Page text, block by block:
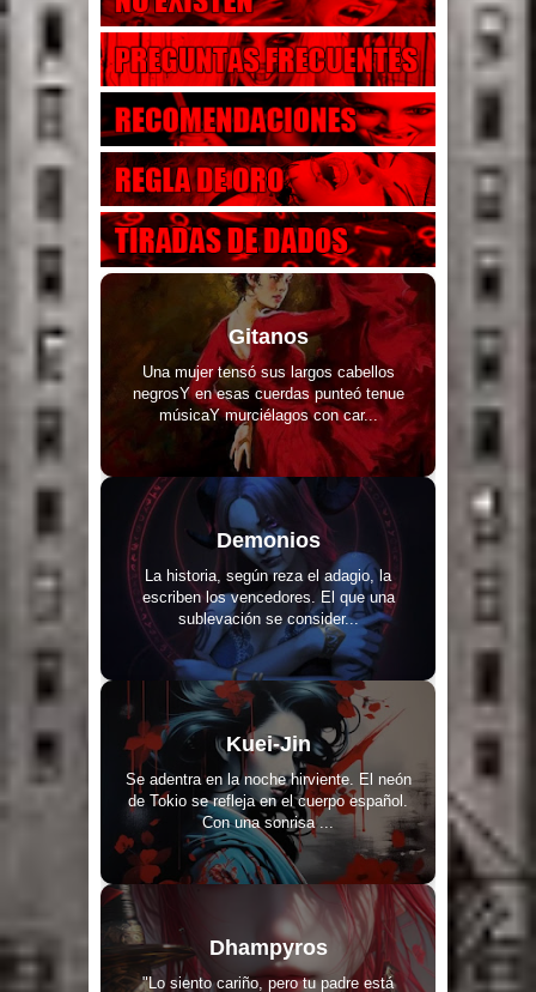
Gitanos
Una mujer tensó sus largos cabellos
negrosY en esas cuerdas punteó tenue
músicaY murciélagos con car...
Demonios
La historia, según reza el adagio, la
escriben los vencedores. El que una
sublevación se consider...
Kuei-Jin
Se adentra en la noche hirviente. El neón
de Tokio se refleja en el cuerpo español.
Con una sonrisa ...
Dhampyros
"Lo siento cariño, pero tu padre está